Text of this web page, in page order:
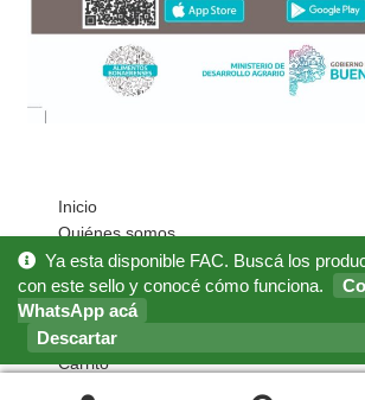
Inicio
Quiénes somos
Cómo Comprar?
Mi cuenta
Noticias
Preguntas Frecuentes
Carrito
Ya esta disponible FAC. Buscá los
con este sello y conocé cómo funciona.
WhatsApp acá
Descartar